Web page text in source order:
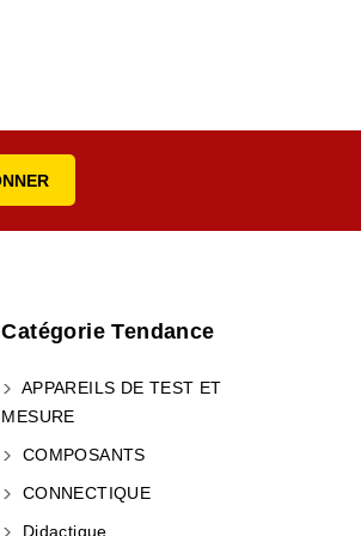
Catégorie Tendance
APPAREILS DE TEST ET
MESURE
COMPOSANTS
CONNECTIQUE
Didactique